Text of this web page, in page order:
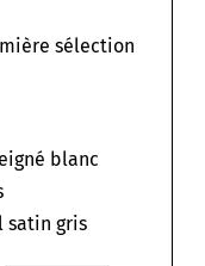
sélection
blanc
satin gris